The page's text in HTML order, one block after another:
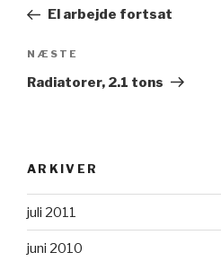
indlæg
El arbejde fortsat
Næste
indlæg
NÆSTE
Radiatorer, 2.1 tons
ARKIVER
juli 2011
juni 2010